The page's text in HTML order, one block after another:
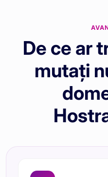
De ce ar
mutați